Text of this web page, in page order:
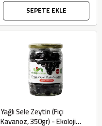
SEPETE EKLE
Yağlı Sele Zeytin (Fıçı
Kavanoz, 350gr) - Ekoloji